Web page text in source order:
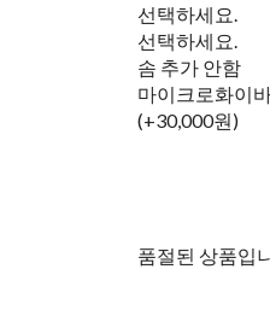
선택하세요.
선택하세요.
솜 추가 안함
마이크로화이
(+30,000원)
품절된 상품입